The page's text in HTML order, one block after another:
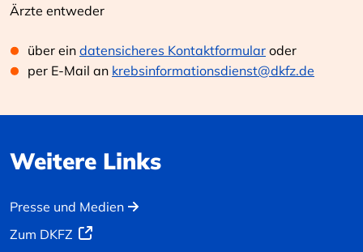
Ärzte entweder
über ein datensicheres Kontaktformular oder
per E-Mail an krebsinformationsdienst@dkfz.de
Weitere Links
Presse und Medien
Zum DKFZ